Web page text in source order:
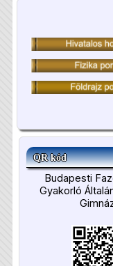
QR kód
Budapesti
Gyakorló